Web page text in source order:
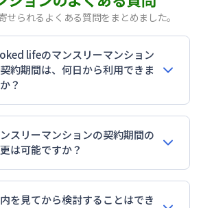
られるよくある質問をまとめました。
lifeのマンスリーマンション
約期間は、何日から利用できま
？
スリーマンションの契約期間の
は可能ですか？
を見てから検討することはでき